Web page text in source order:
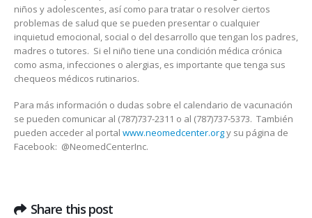
niños y adolescentes, así como para tratar o resolver ciertos
problemas de salud que se pueden presentar o cualquier
inquietud emocional, social o del desarrollo que tengan los padres,
madres o tutores. Si el niño tiene una condición médica crónica
como asma, infecciones o alergias, es importante que tenga sus
chequeos médicos rutinarios.
Para más información o dudas sobre el calendario de vacunación
se pueden comunicar al (787)737-2311 o al (787)737-5373. También
pueden acceder al portal www.neomedcenter.orgy su página de
Facebook: @NeomedCenterInc.
Share this post